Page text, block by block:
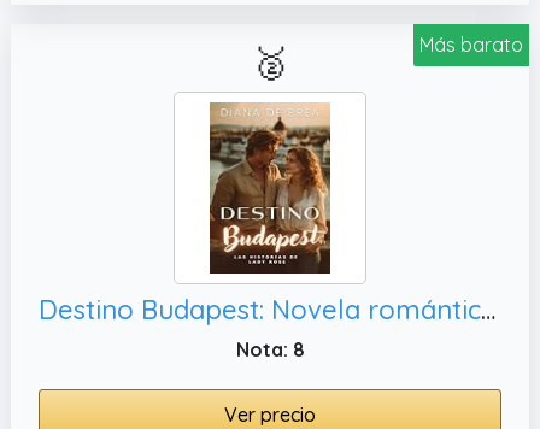
Más barato
🥈
Destino Budapest: Novela romántica contemporánea en Budapest (Las historias de Lady Rose - Serie Destino nº 6)
Nota: 8
Ver precio